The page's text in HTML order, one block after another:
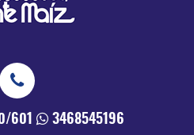
601 3468545196